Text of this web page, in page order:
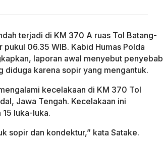
terjadi di KM 370 A ruas Tol Batang-
06.35 WIB. Kabid Humas Polda
laporan awal menyebut penyebab
diduga karena sopir yang mengantuk.
kecelakaan di KM 370 Tol
Jawa Tengah. Kecelakaan ini
luka-luka.
sopir dan kondektur,” kata Satake.